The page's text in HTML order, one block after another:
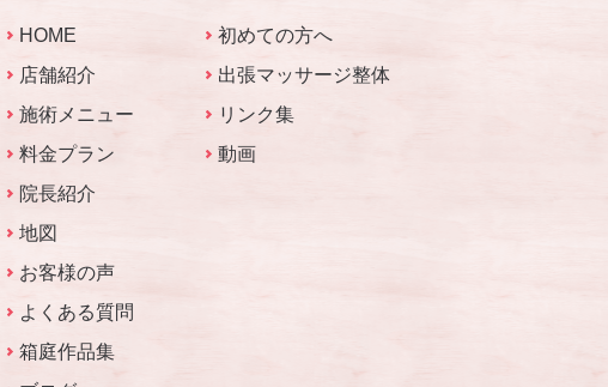
HOME
店舗紹介
施術メニュー
料金プラン
院長紹介
地図
お客様の声
よくある質問
箱庭作品集
初めての方へ
出張マッサージ整体
リンク集
動画